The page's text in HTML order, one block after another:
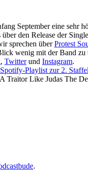
September eine sehr
den Release der
sprechen überProtest
wenig mit der Band zu
, Twitterund Instagram.
Spotify-Playlist zur 2. Staffel
Traitor Like Judas The
.